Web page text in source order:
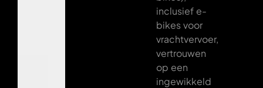
inclusief e-
bikes voor
vrachtvervoer,
vertrouwen
op een
ingewikkeld